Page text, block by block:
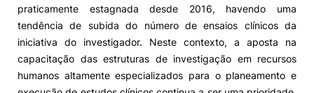
praticamente estagnada desde 2016, havendo uma
tendência de subida do número de ensaios clínicos da
iniciativa do investigador. Neste contexto, a aposta na
capacitação das estruturas de investigação em recursos
humanos altamente especializados para o planeamento e